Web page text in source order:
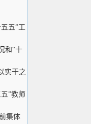
五”工
和“十
实干之
”教师
集体